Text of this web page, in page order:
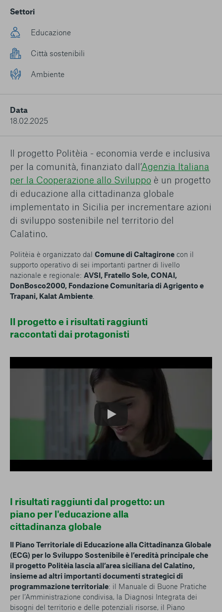
condizionare l’esperienza sulla Piattaforma e il suo
funzionamento. Premendo “Conferma le mie scelte”, la
selezione relativa ai cookie effettuata verrà salvata. Se non è
stata selezionata alcuna opzione, premere questo pulsante
equivarrà a rifiutare tutti i cookie. Per ulteriori informazioni, è
possibile consultare la nostra
Cookie strettamente necessari
Cookie di analisi
Settori
Educazione
Città sostenibili
Ambiente
Data
18.02.2025
Il progetto Politèia - economia verde e inclusiva
per la comunità, finanziato dall’Agenzia Italiana
per la Cooperazione allo Sviluppo è un progetto
di educazione alla cittadinanza globale
implementato in Sicilia per incrementare azioni
di sviluppo sostenibile nel territorio del
Calatino.
Politèia è organizzato dal Comune di Caltagirone con il
supporto operativo di sei importanti partner di livello
nazionale e regionale: AVSI, Fratello Sole, CONAI,
DonBosco2000, Fondazione Comunitaria di Agrigento e
Trapani, Kalat Ambiente
Il progetto e i risultati raggiunti
raccontati dai protagonisti
I risultati raggiunti dal progetto: un
piano per l'educazione alla
cittadinanza globale
Il Piano Territoriale di Educazione alla Cittadinanza Globale
(ECG) per lo Sviluppo Sostenibile è l’eredità principale che
il progetto Politèia lascia all’area siciliana del Calatino,
insieme ad altri importanti documenti strategici di
programmazione territoriale: il Manuale di Buone Pratiche
per l’Amministrazione condivisa, la Diagnosi Integrata dei
bisogni del territorio e delle potenziali risorse, il Piano